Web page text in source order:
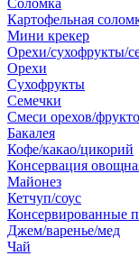
Соломка
Картофельная
Мини крекер
Орехи/сухофрукты/
Орехи
Сухофрукты
Семечки
Смеси орехов/
Бакалея
Кофе/какао/цикорий
Консервация
Майонез
Кетчуп/соус
Консервированные
Джем/варенье/мед
Чай